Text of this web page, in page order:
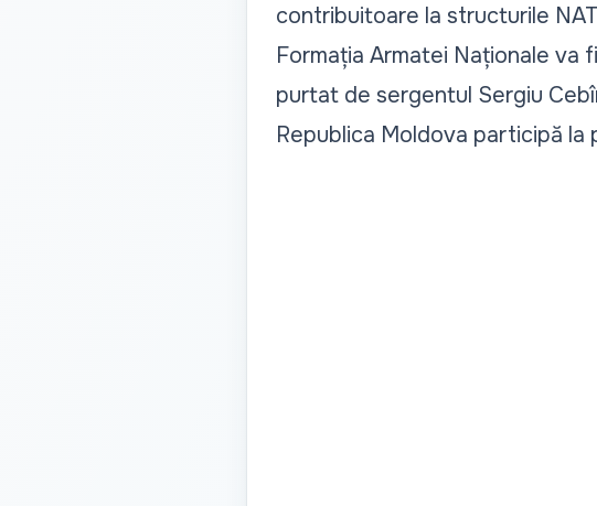
contribuitoare la structurile
Formația Armatei Naționale va
purtat de sergentul Sergiu
Republica Moldova participă la